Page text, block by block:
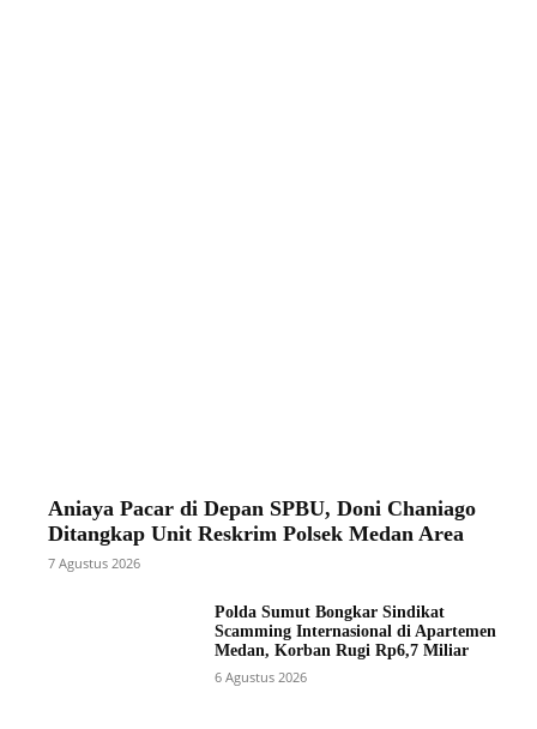
Aniaya Pacar di Depan SPBU, Doni Chaniago
Ditangkap Unit Reskrim Polsek Medan Area
7 Agustus 2026
Polda Sumut Bongkar Sindikat
Scamming Internasional di Apartemen
Medan, Korban Rugi Rp6,7 Miliar
6 Agustus 2026